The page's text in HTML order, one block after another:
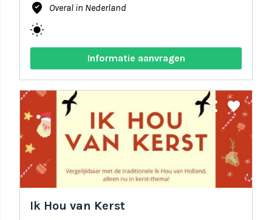
where_to_vote Overal in Nederland
wb_sunny
Informatie aanvragen
share favorite
Ik Hou van Kerst